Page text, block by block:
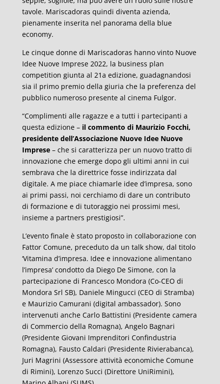
tavole. Mariscadoras quindi diventa azienda,
pienamente inserita nel panorama della blue
economy.
Le cinque donne di Mariscadoras hanno vinto Nuove
Idee Nuove Imprese 2022, la business plan
competition giunta al 21a edizione, guadagnandosi
sia il primo premio della giuria che la preferenza del
pubblico numeroso presente al cinema Fulgor.
“Complimenti alle ragazze e a tutti i partecipanti a
questa edizione – il commento di Maurizio Focchi,
presidente dell’Associazione Nuove Idee Nuove
Imprese– che si caratterizza per un nuovo tratto di
innovazione che emerge dopo gli ultimi anni in cui
sembrava che la direttrice fosse indirizzata dal
digitale. A me piace chiamarle idee d’impresa, sono
ai primi passi, noi cerchiamo di dare un contributo
di formazione e di tutoraggio nei prossimi mesi,
insieme a partners prestigiosi”.
L’evento finale è stato proposto in collaborazione con
Fattor Comune, preceduto da un talk show, dal titolo
‘Vitamina d’impresa. Idee e innovazione alimentano
l’impresa’ condotto da Diego De Simone, con la
partecipazione di Francesco Mondora (Co-CEO di
Mondora Srl SB), Daniele Mingucci (CEO di Stramba)
e Maurizio Camurani (digital ambassador). Sono
intervenuti anche Carlo Battistini (Presidente camera
di Commercio della Romagna), Angelo Bagnari
(Presidente Giovani Imprenditori Confindustria
Romagna), Fausto Caldari (Presidente Rivierabanca),
Juri Magrini (Assessore attività economiche Comune
di Rimini), Lorenzo Succi (Direttore UniRimini),